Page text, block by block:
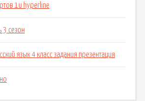
1u hyperline
3 сезон
язык 4 класс задания презентация